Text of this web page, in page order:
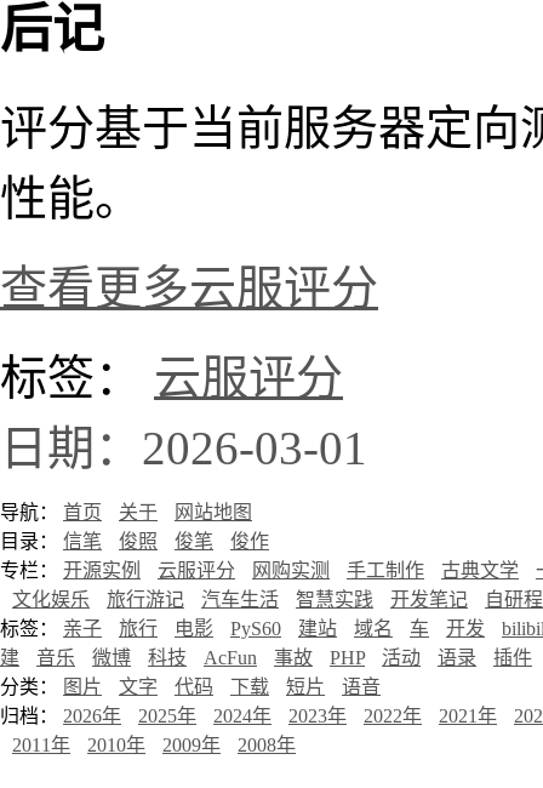
后记
评分基于当前服务器定向
性能。
查看更多云服评分
标签： 云服评分
日期：2026-03-01
导航： 首页 关于
网站地图
目录： 信笔 俊照 俊笔
俊作
专栏： 开源实例 云服评分 网购实测 手工制作 古典文学
文化娱乐
旅行游记 汽车生活 智慧实践 开发笔记
自研
标签： 亲子 旅行 电影 PyS60 建站 域名 车 开发
建
音乐 微博 科技 AcFun 事故 PHP 活动 语录
插件
分类：
图片 文字 代码 下载 短片
语音
归档： 2026年 2025年 2024年 2023年 2022年 2021年
2011年
2010年 2009年 2008年